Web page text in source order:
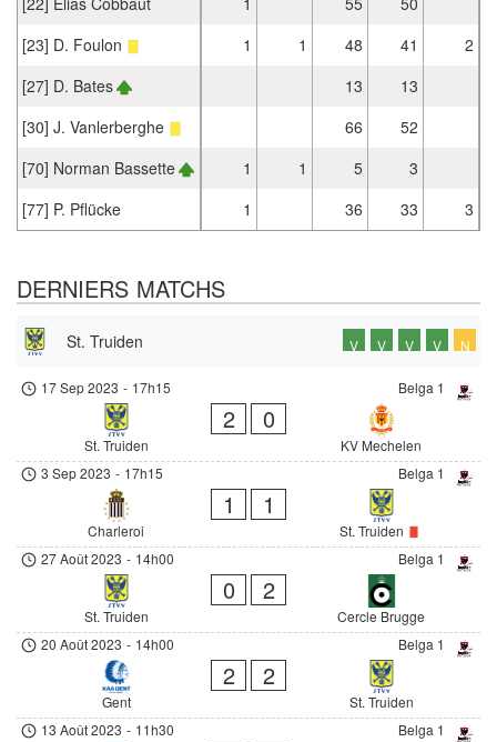
[23] D. Foulon
1 1 48 41
2
[27] D. Bates
13
13
[30] J. Vanlerberghe
66
52
[70] Norman Bassette
1 1 5
3
[77] P. Pflücke
1 36 33 3
DERNIERS MATCHS
St. Truiden V V V V N
Belga 1
17 Sep 2023 - 17h15
St. Truiden
2 0
KV Mechelen
Belga 1
3 Sep 2023 - 17h15
Charleroi
1 1
St. Truiden
Belga 1
27 Août 2023 - 14h00
St. Truiden
0 2
Cercle Brugge
Belga 1
20 Août 2023 - 14h00
Gent
2 2
St. Truiden
Belga 1
13 Août 2023 - 11h30